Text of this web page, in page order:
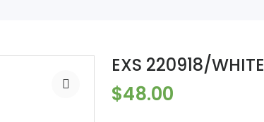
EXS 220918/WHITE
$48.00